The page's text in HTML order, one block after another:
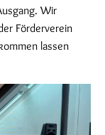
Wir
Förderverein
lassen